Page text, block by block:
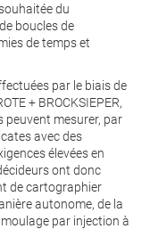
du
boucles de
de temps et
par le biais de
+ BROCKSIEPER,
peuvent mesurer, par
avec des
élevées en
ont donc
de cartographier
autonome, de la
par injection à